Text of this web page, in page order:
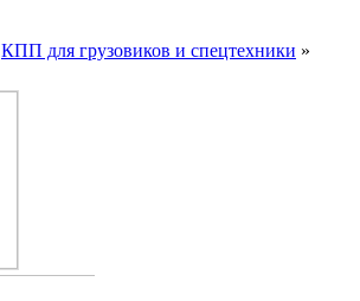
КПП для грузовиков и спецтехники »